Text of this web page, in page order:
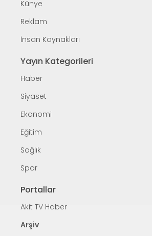
Künye
Reklam
İnsan Kaynakları
Yayın Kategorileri
Haber
Siyaset
Ekonomi
Eğitim
Sağlık
Spor
Portallar
Akit TV Haber
Arşiv